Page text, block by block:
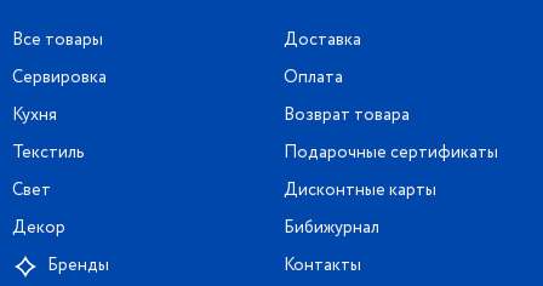
Все товары
Сервировка
Кухня
Текстиль
Свет
Декор
Бренды
Доставка
Оплата
Возврат товара
Подарочные сертификаты
Дисконтные карты
Бибижурнал
Контакты